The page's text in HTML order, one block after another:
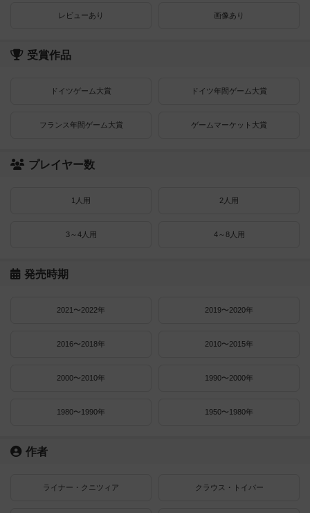
レビューあり 画像あり
受賞作品
ドイツゲーム大賞 ドイツ年間ゲーム大賞
フランス年間ゲーム大賞 ゲームマーケット大賞
プレイヤー数
1人用 2人用
3～4人用 4～8人用
発売時期
2021〜2022年 2019〜2020年
2016〜2018年 2010〜2015年
2000〜2010年 1990〜2000年
1980〜1990年 1950〜1980年
作者
ライナー・クニツィア クラウス・トイバー